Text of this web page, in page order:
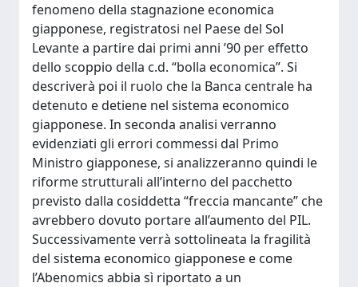
fenomeno della stagnazione economica
giapponese, registratosi nel Paese del Sol
Levante a partire dai primi anni ’90 per effetto
dello scoppio della c.d. “bolla economica”. Si
descriverà poi il ruolo che la Banca centrale ha
detenuto e detiene nel sistema economico
giapponese. In seconda analisi verranno
evidenziati gli errori commessi dal Primo
Ministro giapponese, si analizzeranno quindi le
riforme strutturali all’interno del pacchetto
previsto dalla cosiddetta “freccia mancante” che
avrebbero dovuto portare all’aumento del PIL.
Successivamente verrà sottolineata la fragilità
del sistema economico giapponese e come
l’Abenomics abbia sì riportato a un